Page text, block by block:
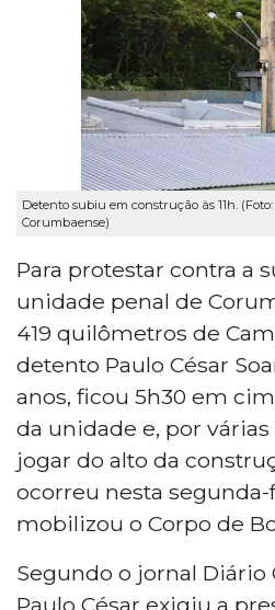
Detento subiu em construção às 11h.
Corumbaense)
Para protestar contra a
unidade penal de
419 quilômetros de
detento Paulo César
anos, ficou 5h30 em
da unidade e, por
jogar do alto da
ocorreu nesta segunda-
mobilizou o Corpo de
Segundo o jornal Diário
Paulo César exigiu a